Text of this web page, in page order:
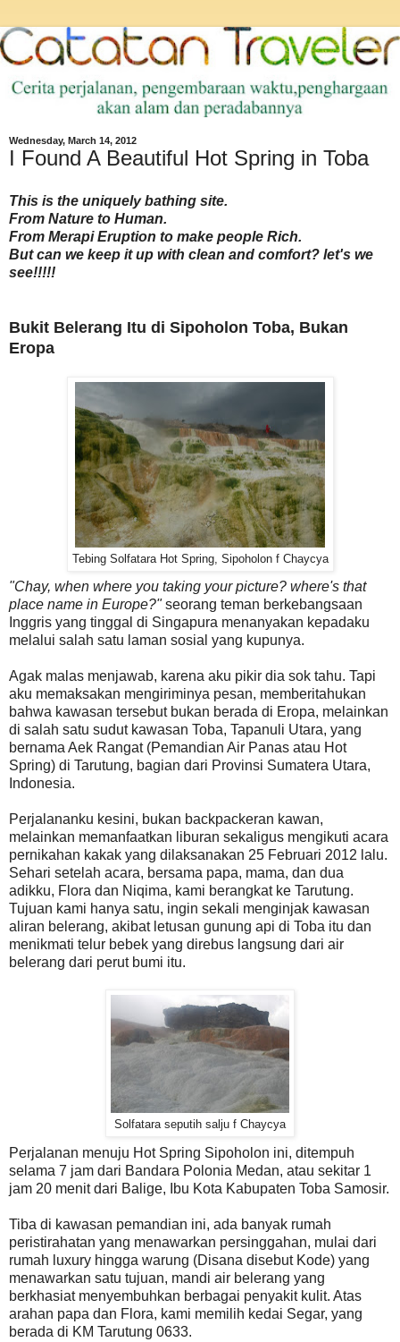
Wednesday, March 14, 2012
I Found A Beautiful Hot Spring in Toba
This is the uniquely bathing site.
From Nature to Human.
From Merapi Eruption to make people Rich.
But can we keep it up with clean and comfort? let's we
see!!!!!
Bukit Belerang Itu di Sipoholon Toba, Bukan
Eropa
Tebing Solfatara Hot Spring, Sipoholon f Chaycya
"Chay, when where you taking your picture? where's that
place name in Europe?" seorang teman berkebangsaan
Inggris yang tinggal di Singapura menanyakan kepadaku
melalui salah satu laman sosial yang kupunya.
Agak malas menjawab, karena aku pikir dia sok tahu. Tapi
aku memaksakan mengiriminya pesan, memberitahukan
bahwa kawasan tersebut bukan berada di Eropa, melainkan
di salah satu sudut kawasan Toba, Tapanuli Utara, yang
bernama Aek Rangat (Pemandian Air Panas atau Hot
Spring) di Tarutung, bagian dari Provinsi Sumatera Utara,
Indonesia.
Perjalananku kesini, bukan backpackeran kawan,
melainkan memanfaatkan liburan sekaligus mengikuti acara
pernikahan kakak yang dilaksanakan 25 Februari 2012 lalu.
Sehari setelah acara, bersama papa, mama, dan dua
adikku, Flora dan Niqima, kami berangkat ke Tarutung.
Tujuan kami hanya satu, ingin sekali menginjak kawasan
aliran belerang, akibat letusan gunung api di Toba itu dan
menikmati telur bebek yang direbus langsung dari air
belerang dari perut bumi itu.
Solfatara seputih salju f Chaycya
Perjalanan menuju Hot Spring Sipoholon ini, ditempuh
selama 7 jam dari Bandara Polonia Medan, atau sekitar 1
jam 20 menit dari Balige, Ibu Kota Kabupaten Toba Samosir.
Tiba di kawasan pemandian ini, ada banyak rumah
peristirahatan yang menawarkan persinggahan, mulai dari
rumah luxury hingga warung (Disana disebut Kode) yang
menawarkan satu tujuan, mandi air belerang yang
berkhasiat menyembuhkan berbagai penyakit kulit. Atas
arahan papa dan Flora, kami memilih kedai Segar, yang
berada di KM Tarutung 0633.